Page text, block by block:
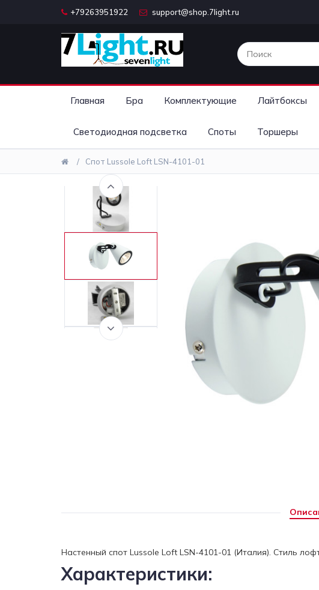
+79263951922 support@shop.7light.ru
Главная Бра Комплектующие Лайтбоксы
Светодиодная подсветка Споты Торшеры
Спот Lussole Loft LSN-4101-01
Настенный спот Lussole Loft LSN-4101-01 (Италия). Стиль
Характеристики: